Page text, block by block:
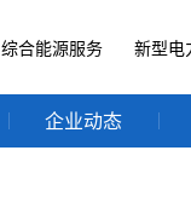
综合能源服务 新型电
企业动态